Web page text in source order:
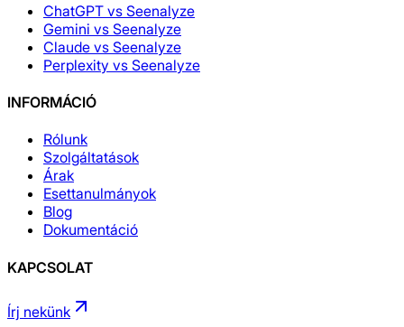
ChatGPT vs Seenalyze
Gemini vs Seenalyze
Claude vs Seenalyze
Perplexity vs Seenalyze
INFORMÁCIÓ
Rólunk
Szolgáltatások
Árak
Esettanulmányok
Blog
Dokumentáció
KAPCSOLAT
Írj nekünk